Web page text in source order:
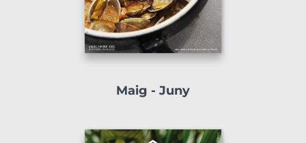
Maig - Juny